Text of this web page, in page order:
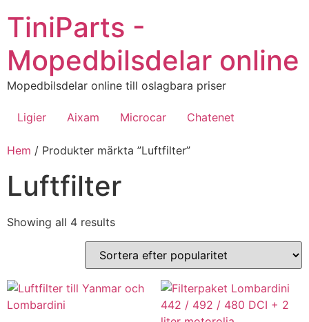
till
innehåll
TiniParts -
Mopedbilsdelar online
Mopedbilsdelar online till oslagbara priser
Ligier Aixam Microcar Chatenet
Hem / Produkter märkta ”Luftfilter”
Luftfilter
Showing all 4 resultsSorted
by
popularity